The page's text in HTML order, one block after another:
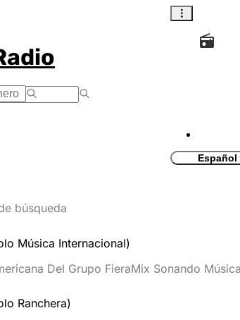
Español
búsqueda
Música Internacional)
Del Grupo FieraMix Sonando
Ranchera)